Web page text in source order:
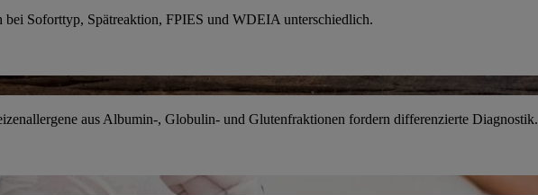
Soforttyp, Spätreaktion, FPIES und WDEIA unterschiedlich.
aus Albumin-, Globulin- und Glutenfraktionen fordern differenzierte Diagnostik.